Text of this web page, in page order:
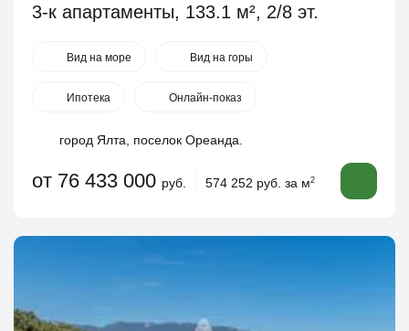
3-к апартаменты, 133.1 м², 2/8 эт.
Вид на море Вид на горы
Ипотека Онлайн-показ
город Ялта, поселок Ореанда.
от 76 433 000 руб. 574 252 руб. за м2